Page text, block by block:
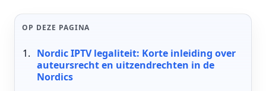
OP DEZE PAGINA
Nordic IPTV legaliteit: Korte inleiding over
auteursrecht en uitzendrechten in de
Nordics